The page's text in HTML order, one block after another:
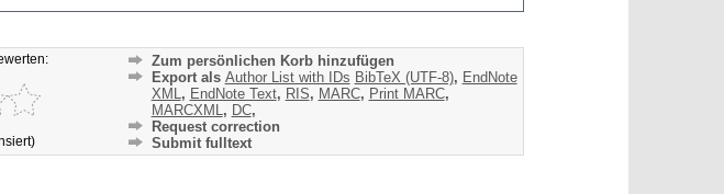
Zum persönlichen Korb hinzufügen
Export als Author List with IDs BibTeX (UTF-8), EndNote
XML , EndNote Text, RIS, MARC, Print MARC,
MARCXML , DC,
Request correction
Submit fulltext